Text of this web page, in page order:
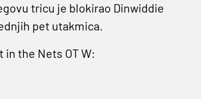
tricu je blokirao Dinwiddie
pet utakmica.
the Nets OT W: